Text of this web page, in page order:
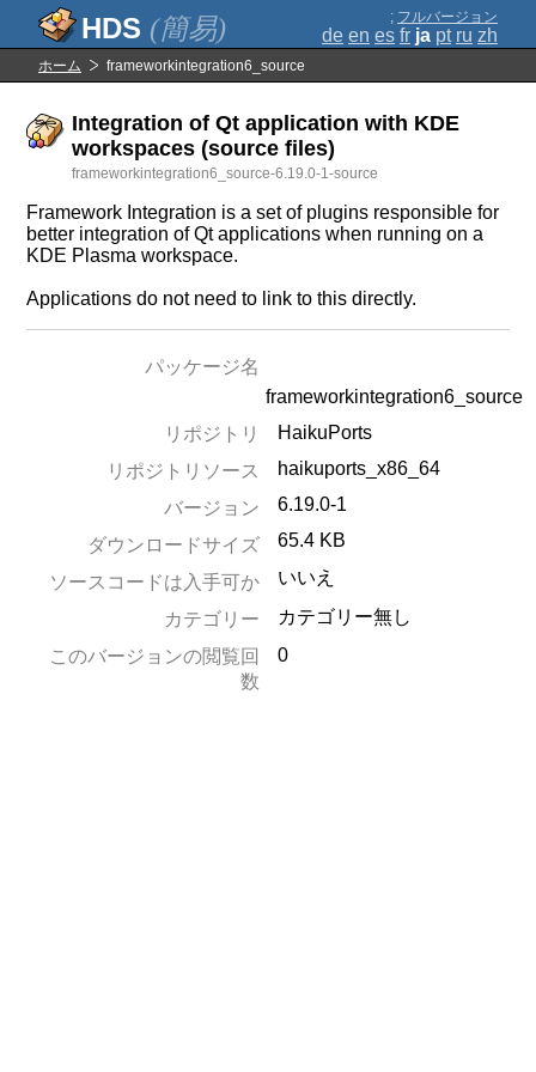
(簡易) ; フルバージョン
de en es fr ja pt ru zh
ホーム frameworkintegration6_source
Integration of Qt application with KDE
workspaces (source files)
frameworkintegration6_source-6.19.0-1-source
Framework Integration is a set of plugins responsible for
better integration of Qt applications when running on a
KDE Plasma workspace.
Applications do not need to link to this directly.
パッケージ名
frameworkintegration6_source
リポジトリ
HaikuPorts
リポジトリソース
haikuports_x86_64
バージョン
6.19.0-1
ダウンロードサイズ
65.4 KB
ソースコードは入手可か いいえ
カテゴリー
カテゴリー無し
このバージョンの閲覧回
数
0